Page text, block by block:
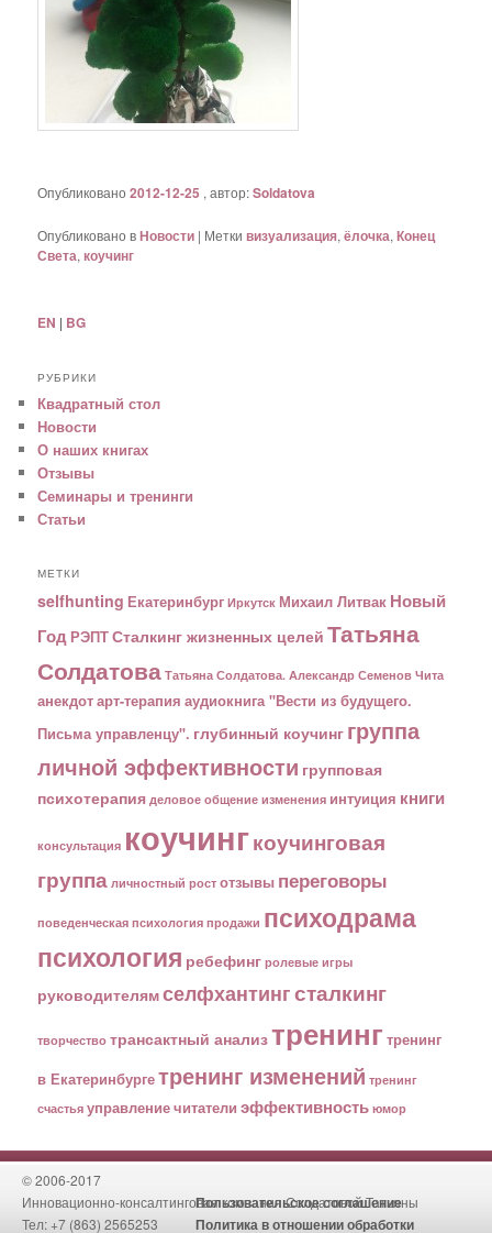
Опубликовано2012-12-25 , автор:Soldatova
Опубликовано вНовости | Метки визуализация,ёлочка,Конец
Света,коучинг
EN | BG
РУБРИКИ
Квадратный стол
Новости
О наших книгах
Отзывы
Семинары и тренинги
Статьи
МЕТКИ
selfhunting Екатеринбург Иркутск Михаил Литвак Новый
Год РЭПТСталкинг жизненных целей Татьяна
Солдатова Татьяна Солдатова. Александр Семенов Чита
анекдотарт-терапия аудиокнига "Вести из будущего.
Письма управленцу". глубинный коучинг группа
личной эффективности групповая
психотерапия деловое общение изменения интуиция книги
консультация коучингкоучинговая
группа личностный рост отзывы переговоры
поведенческая психология продажи психодрама
психология ребефинг ролевые игры
руководителямселфхантингсталкинг
творчество трансактный анализтренинг тренинг
в Екатеринбургетренинг изменений тренинг
счастья управлениечитатели эффективность юмор
© 2006-2017
Инновационно-консалтинговая компания Солдатовой Татьяны
Тел: +7 (863) 2565253
Пользовательское соглашение
Политика в отношении обработки